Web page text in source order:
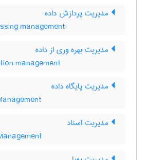
مدیریت پردازش داده
management
مدیریت بهره وری از داده
management
مدیریت پایگاه داده
مدیریت اسناد